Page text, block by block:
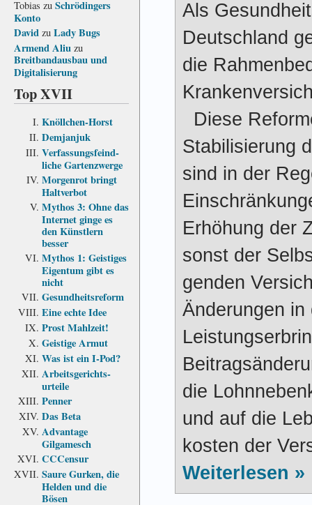
Tobias zu Schrödingers
Konto
David zu Lady Bugs
Armend Aliu zu
Breitbandausbau und
Digitalisierung
Top XVII
Knöllchen-Horst
Demjanjuk
Verfassungs­feind­
liche Garten­zwerge
Morgenrot bringt
Haltverbot
Mythos 3: Ohne das
Internet ginge es
den Künstlern
besser
Mythos 1: Geistiges
Eigentum gibt es
nicht
Gesundheits­reform
Eine echte Idee
Prost Mahlzeit!
Geistige Armut
Was ist ein I-Pod?
Arbeits­gerichts­
urteile
Penner
Das Beta
Advantage
Gilgamesch
CCCensur
Saure Gurken, die
Helden und die
Bösen
Als
Deutschland
die
Diese
Stabilisierung
sind in der
Erhöhung der
sonst der
gen­den
Änderungen
die
und auf die
kosten der
Weiterlesen »